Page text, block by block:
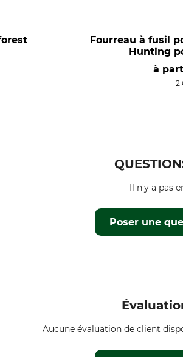
Fourreau à fusil
Hunting
à
2
Poser une
Il n'y a pas
Aucune évaluation de client